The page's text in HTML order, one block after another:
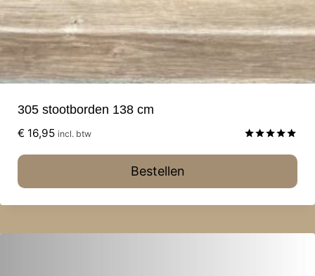
305 stootborden 138 cm
€ 16,95 incl. btw
Bestellen